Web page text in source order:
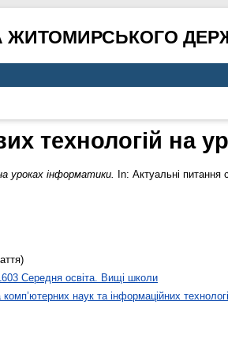
ЖИТОМИРСЬКОГО
технологій на
уроках інформатики.
In: Актуальні
Середня освіта. Вищі школи
наук та інформаційних